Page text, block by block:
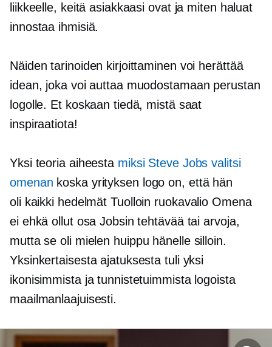
liikkeelle, keitä asiakkaasi ovat ja miten haluat
innostaa ihmisiä.
Näiden tarinoiden kirjoittaminen voi herättää
idean, joka voi auttaa muodostamaan perustan
logolle. Et koskaan tiedä, mistä saat
inspiraatiota!
Yksi teoria aiheesta miksi Steve Jobs valitsi
omenan koska yrityksen logo on, että hän
oli kaikki hedelmät Tuolloin ruokavalio Omena
ei ehkä ollut osa Jobsin tehtävää tai arvoja,
mutta se oli mielen huippu hänelle silloin.
Yksinkertaisesta ajatuksesta tuli yksi
ikonisimmista ja tunnistetuimmista logoista
maailmanlaajuisesti.